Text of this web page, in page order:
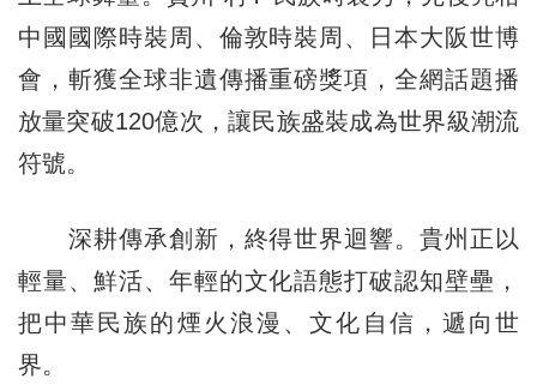
中國國際時裝周、倫敦時裝周、日本大阪世博
會，斬獲全球非遺傳播重磅獎項，全網話題播
放量突破120億次，讓民族盛裝成為世界級潮流
符號。
深耕傳承創新，終得世界迴響。貴州正以
輕量、鮮活、年輕的文化語態打破認知壁壘，
把中華民族的煙火浪漫、文化自信，遞向世
界。